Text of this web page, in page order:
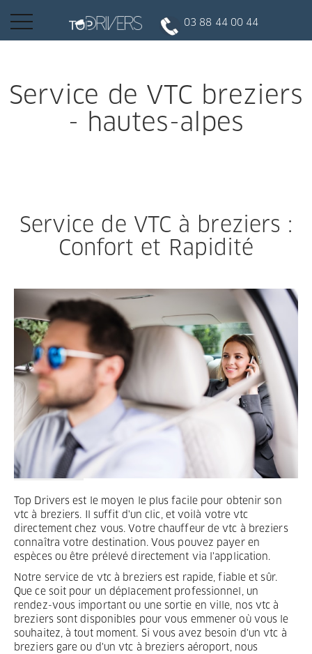
INSCRIPTION CLIENT
Conduire
Termes et Conditions
Mentions légales
Privacy
Basculer
03 88 44 00 44
Service de VTC breziers
- hautes-alpes
Service de VTC à breziers :
Confort et Rapidité
Top Drivers est le moyen le plus facile pour obtenir son
vtc à breziers. Il suffit d'un clic, et voilà votre vtc
directement chez vous. Votre chauffeur de vtc à breziers
connaîtra votre destination. Vous pouvez payer en
espèces ou être prélevé directement via l'application.
Notre service de vtc à breziers est rapide, fiable et sûr.
Que ce soit pour un déplacement professionnel, un
rendez-vous important ou une sortie en ville, nos vtc à
breziers sont disponibles pour vous emmener où vous le
souhaitez, à tout moment. Si vous avez besoin d'un vtc à
breziers gare ou d'un vtc à breziers aéroport, nous